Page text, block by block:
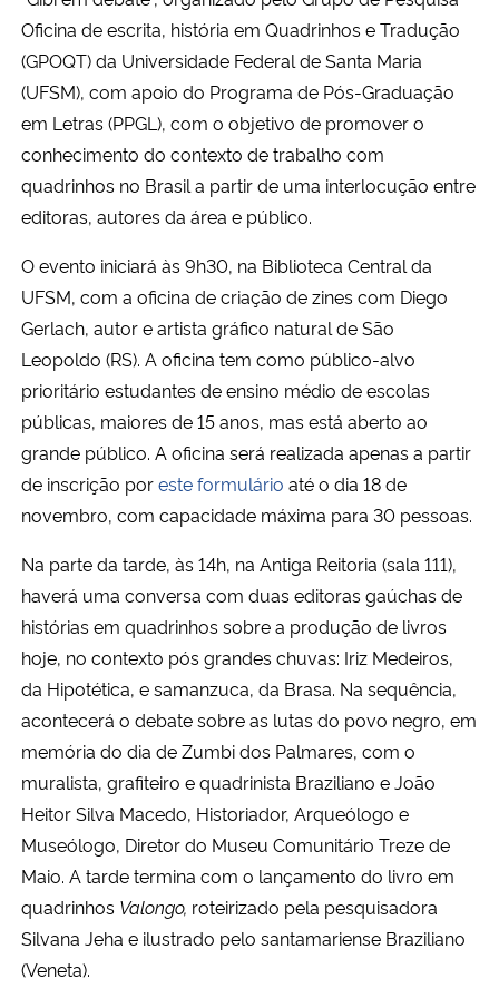
Secretaria-Geral
Secretaria de Governo
Advocacia-Geral da União
Banco Central do Brasil
Oficina de escrita, história em Quadrinhos e Tradução
(GPOQT) da Universidade Federal de Santa Maria
(UFSM), com apoio do Programa de Pós-Graduação
em Letras (PPGL), com o objetivo de promover o
conhecimento do contexto de trabalho com
quadrinhos no Brasil a partir de uma interlocução entre
editoras, autores da área e público.
O evento iniciará às 9h30, na Biblioteca Central da
UFSM, com a oficina de criação de zines com Diego
Gerlach, autor e artista gráfico natural de São
Leopoldo (RS). A oficina tem como público-alvo
prioritário estudantes de ensino médio de escolas
públicas, maiores de 15 anos, mas está aberto ao
grande público. A oficina será realizada apenas a partir
de inscrição poreste formulário até o dia 18 de
novembro, com capacidade máxima para 30 pessoas.
Na parte da tarde, às 14h, na Antiga Reitoria (sala 111),
haverá uma conversa com duas editoras gaúchas de
histórias em quadrinhos sobre a produção de livros
hoje, no contexto pós grandes chuvas: Iriz Medeiros,
da Hipotética, e samanzuca, da Brasa. Na sequência,
acontecerá o debate sobre as lutas do povo negro, em
memória do dia de Zumbi dos Palmares, com o
muralista, grafiteiro e quadrinista Braziliano e João
Heitor Silva Macedo, Historiador, Arqueólogo e
Museólogo, Diretor do Museu Comunitário Treze de
Maio. A tarde termina com o lançamento do livro em
quadrinhos Valongo, roteirizado pela pesquisadora
Silvana Jeha e ilustrado pelo santamariense Braziliano
(Veneta).